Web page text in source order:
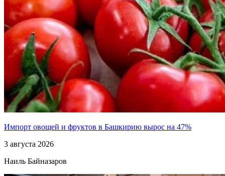
Импорт овощей и фруктов в Башкирию вырос на 47%
3 августа 2026
Наиль Байназаров